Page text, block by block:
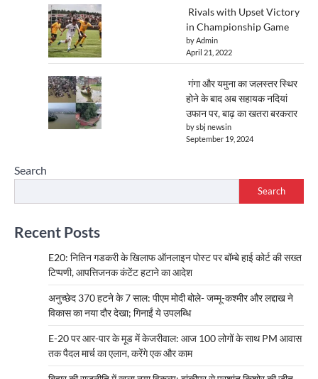
Rivals with Upset Victory
in Championship Game
by Admin
April 21, 2022
गंगा और यमुना का जलस्तर स्थिर
होने के बाद अब सहायक नदियां
उफान पर, बाढ़ का खतरा बरकरार
by sbj newsin
September 19, 2024
Search
Search
Recent Posts
E20: नितिन गडकरी के खिलाफ ऑनलाइन पोस्ट पर बॉम्बे हाई कोर्ट की सख्त
टिप्पणी, आपत्तिजनक कंटेंट हटाने का आदेश
अनुच्छेद 370 हटने के 7 साल: पीएम मोदी बोले- जम्मू-कश्मीर और लद्दाख ने
विकास का नया दौर देखा; गिनाईं ये उपलब्धि
E-20 पर आर-पार के मूड में केजरीवाल: आज 100 लोगों के साथ PM आवास
तक पैदल मार्च का एलान, करेंगे एक और काम